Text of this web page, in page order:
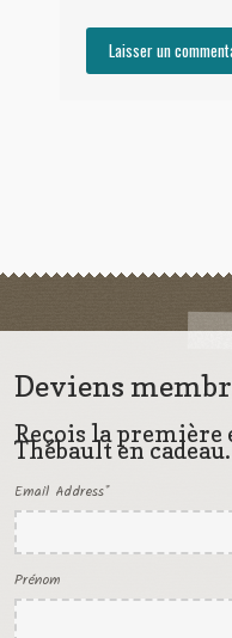
Deviens
Reçois la première
Thébault en cadeau.
Email Address*
Prénom